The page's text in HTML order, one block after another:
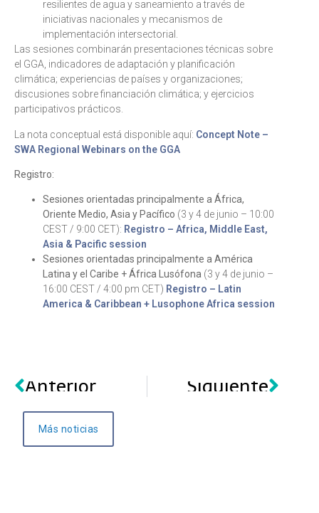
resilientes de agua y saneamiento a través de
iniciativas nacionales y mecanismos de
implementación intersectorial.
Las sesiones combinarán presentaciones técnicas sobre
el GGA, indicadores de adaptación y planificación
climática; experiencias de países y organizaciones;
discusiones sobre financiación climática; y ejercicios
participativos prácticos.
La nota conceptual está disponible aquí: Concept Note –
SWA Regional Webinars on the GGA
Registro:
Sesiones orientadas principalmente a África,
Oriente Medio, Asia y Pacífico (3 y 4 de junio – 10:00
CEST / 9:00 CET): Registro – Africa, Middle East,
Asia & Pacific session
Sesiones orientadas principalmente a América
Latina y el Caribe + África Lusófona (3 y 4 de junio –
16:00 CEST / 4:00 pm CET) Registro – Latin
America & Caribbean + Lusophone Africa session
Anterior Siguiente
Más noticias